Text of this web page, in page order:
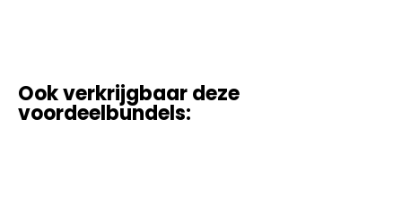
Ook verkrijgbaar deze
voordeelbundels: